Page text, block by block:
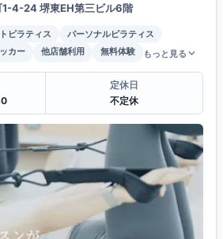
1-4-24 堺東EH第三ビル6階
ピラティス
パーソナルピラティス
カー 他店舗利用 無料体験 もっと見る
定休日
不定休